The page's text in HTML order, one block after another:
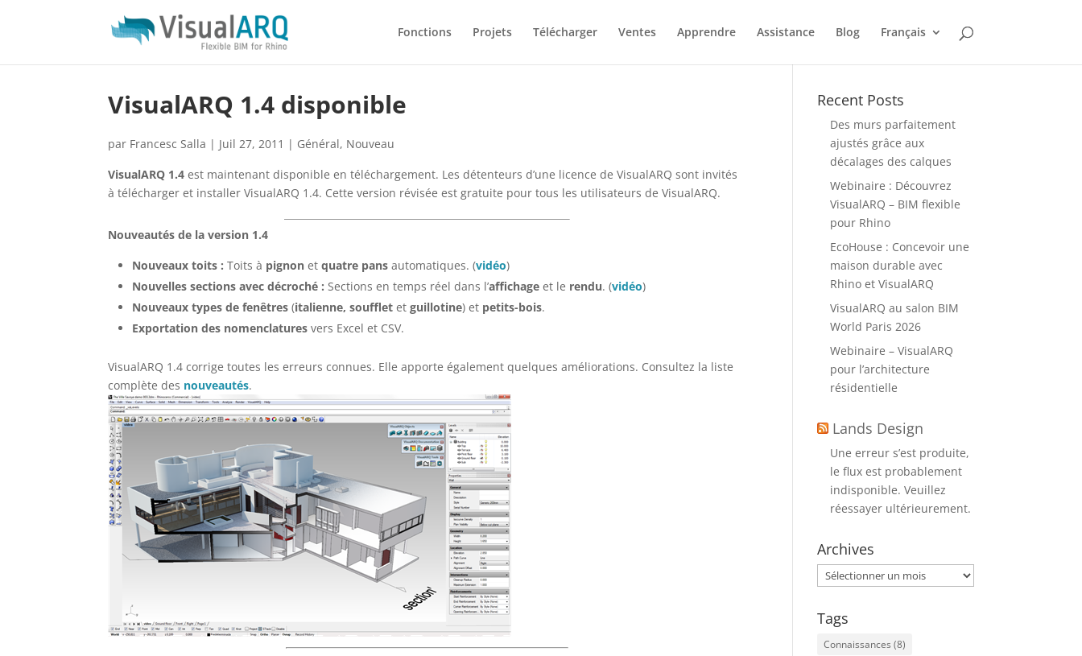
Fonctions Projets Télécharger Ventes Apprendre Assistance Blog Français
VisualARQ 1.4 disponible
par Francesc Salla | Juil 27, 2011 | Général, Nouveau
VisualARQ 1.4 est maintenant disponible en téléchargement. Les détenteurs d’une licence de VisualARQ sont invités
à télécharger et installer VisualARQ 1.4. Cette version révisée est gratuite pour tous les utilisateurs de VisualARQ.
Nouveautés de la version 1.4
Nouveaux toits : Toits à pignon etquatre pans automatiques. (vidéo)
Nouvelles sections avec décroché : Sections en temps réel dans l’affichage et le rendu. (vidéo)
Nouveaux types de fenêtres (italienne, soufflet etguillotine) et petits-bois.
Exportation des nomenclaturesvers Excel et CSV.
VisualARQ 1.4 corrige toutes les erreurs connues. Elle apporte également quelques améliorations. Consultez la liste
complète des nouveautés.
Recent Posts
Des murs parfaitement
ajustés grâce aux
décalages des calques
Webinaire : Découvrez
VisualARQ – BIM flexible
pour Rhino
EcoHouse : Concevoir une
maison durable avec
Rhino et VisualARQ
VisualARQ au salon BIM
World Paris 2026
Webinaire – VisualARQ
pour l’architecture
résidentielle
Lands Design
Une erreur s’est produite,
le flux est probablement
indisponible. Veuillez
réessayer ultérieurement.
Archives
Archives
Tags
Connaissances (8)